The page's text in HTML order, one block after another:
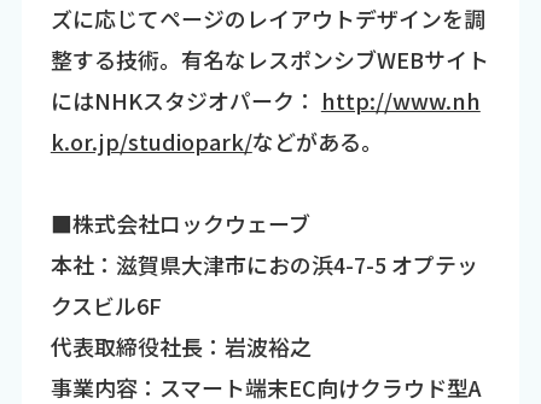
ズに応じてページのレイアウトデザインを調
整する技術。有名なレスポンシブWEBサイト
にはNHKスタジオパーク： http://www.nh
k.or.jp/studiopark/などがある。
■株式会社ロックウェーブ
本社：滋賀県大津市におの浜4-7-5 オプテッ
クスビル6F
代表取締役社長：岩波裕之
事業内容：スマート端末EC向けクラウド型A